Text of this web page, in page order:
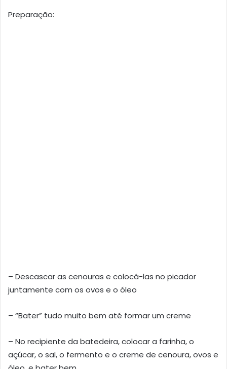
Preparação:
– Descascar as cenouras e colocá-las no picador
juntamente com os ovos e o óleo
– “Bater” tudo muito bem até formar um creme
– No recipiente da batedeira, colocar a farinha, o
açúcar, o sal, o fermento e o creme de cenoura, ovos e